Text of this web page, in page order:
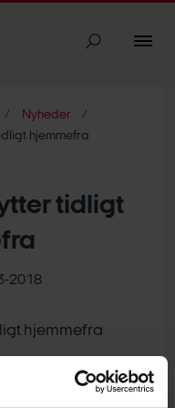
Nyheder
hjemmefra
tidligt
2018
hjemmefra
de flytter